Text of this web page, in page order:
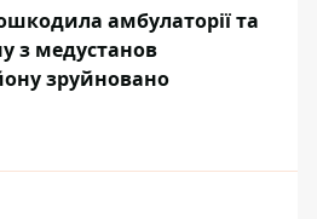
амбулаторії та
з медустанов
зруйновано